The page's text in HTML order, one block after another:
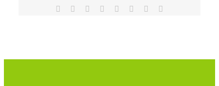
Facebook Reddit LinkedIn
TumblrPinterest